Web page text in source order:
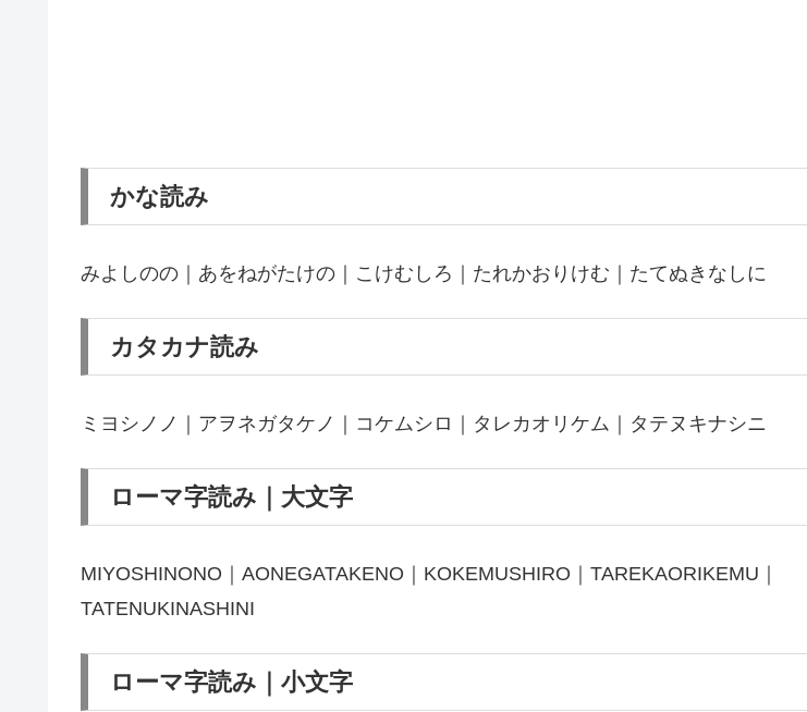
かな読み
みよしのの｜あをねがたけの｜こけむしろ｜たれかおりけむ｜たてぬきなしに
カタカナ読み
ミヨシノノ｜アヲネガタケノ｜コケムシロ｜タレカオリケム｜タテヌキナシニ
ローマ字読み｜大文字
MIYOSHINONO｜AONEGATAKENO｜KOKEMUSHIRO｜TAREKAORIKEMU｜
TATENUKINASHINI
ローマ字読み｜小文字